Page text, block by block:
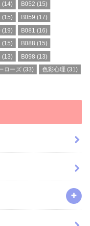
(14) B052 (15)
(15) B059 (17)
(19) B081 (16)
(15) B088 (15)
(13) B098 (13)
ローズ (33) 色彩心理 (31)